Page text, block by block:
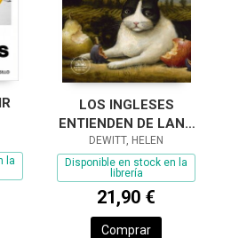
la
LOS INGLESES
ENTIENDEN DE LANA
(Y OTROS TRUCOS)
DEWITT, HELEN
Disponible en stock en la
librería
21,90 €
Comprar